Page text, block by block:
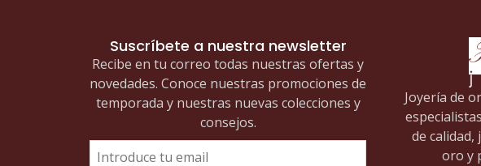
Suscríbete a nuestra newsletter
Recibe en tu correo todas nuestras ofertas y
novedades. Conoce nuestras promociones de
temporada y nuestras nuevas colecciones y
consejos.
Joyería de
de calidad,
oro y